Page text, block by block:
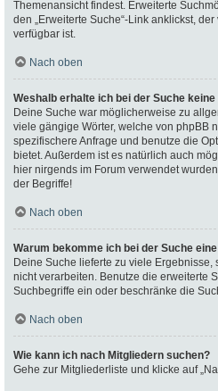
Themenansicht findest. Erweiterte
den „Erweiterte Suche“-Link anklickst,
verfügbar ist.
Nach oben
Weshalb erhalte ich bei der Suche
Deine Suche war möglicherweise zu
viele gängige Wörter, welche von phpBB
spezifischere Anfrage und benutze die
bietet. Außerdem ist es natürlich auch
hier nirgends im Forum verwendet
der Begriffe!
Nach oben
Warum bekomme ich bei der Suche
Deine Suche lieferte zu viele Ergebnisse,
nicht verarbeiten. Benutze die erweiterte
Suchbegriffe ein oder beschränke die
Nach oben
Wie kann ich nach Mitgliedern suchen?
Gehe zur Mitgliederliste und klicke auf